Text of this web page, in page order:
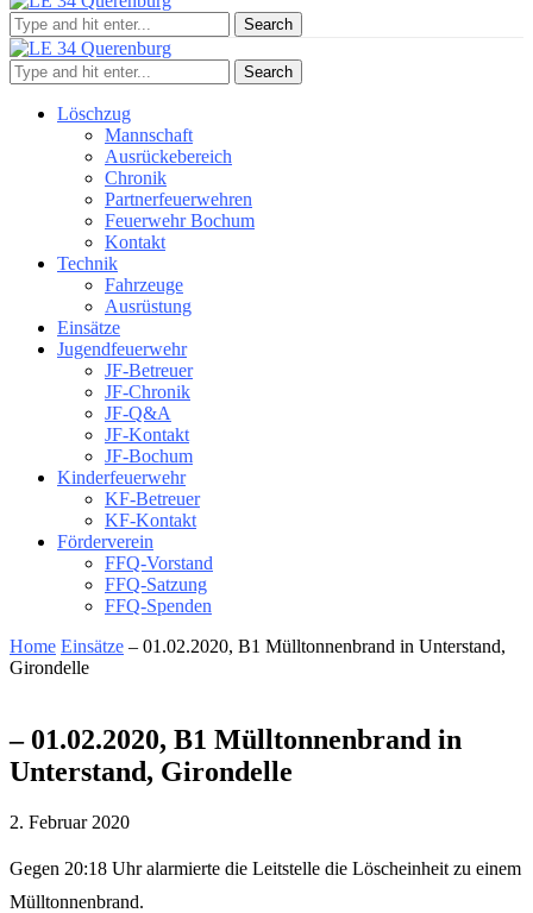
Search
Search
Löschzug
Mannschaft
Ausrückebereich
Chronik
Partnerfeuerwehren
Feuerwehr Bochum
Kontakt
Technik
Fahrzeuge
Ausrüstung
Einsätze
Jugendfeuerwehr
JF-Betreuer
JF-Chronik
JF-Q&A
JF-Kontakt
JF-Bochum
Kinderfeuerwehr
KF-Betreuer
KF-Kontakt
Förderverein
FFQ-Vorstand
FFQ-Satzung
FFQ-Spenden
Home Einsätze – 01.02.2020, B1 Mülltonnenbrand in Unterstand,
Girondelle
– 01.02.2020, B1 Mülltonnenbrand in
Unterstand, Girondelle
2. Februar 2020
Gegen 20:18 Uhr alarmierte die Leitstelle die Löscheinheit zu einem
Mülltonnenbrand.